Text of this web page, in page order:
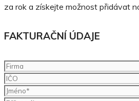
za rok a získejte možnost přidávat
FAKTURAČNÍ ÚDAJE